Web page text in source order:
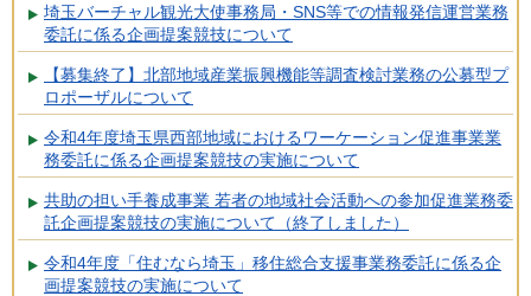
埼玉バーチャル観光大使事務局・SNS等での情報発信運営業務
委託に係る企画提案競技について
【募集終了】北部地域産業振興機能等調査検討業務の公募型プ
ロポーザルについて
令和4年度埼玉県西部地域におけるワーケーション促進事業業
務委託に係る企画提案競技の実施について
共助の担い手養成事業 若者の地域社会活動への参加促進業務委
託企画提案競技の実施について（終了しました）
令和4年度「住むなら埼玉」移住総合支援事業務委託に係る企
画提案競技の実施について